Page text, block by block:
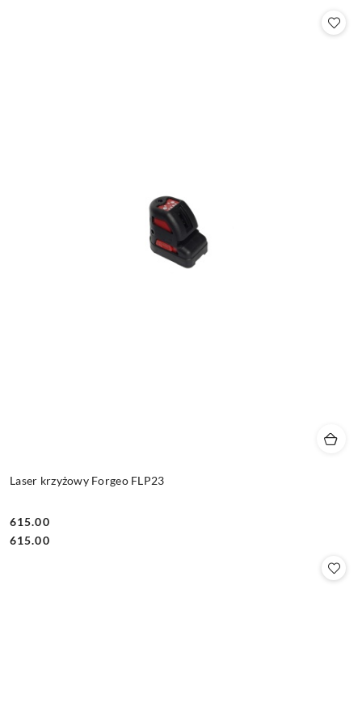
Laser krzyżowy Forgeo FLP23
Cena:
615.00
Cena:
615.00